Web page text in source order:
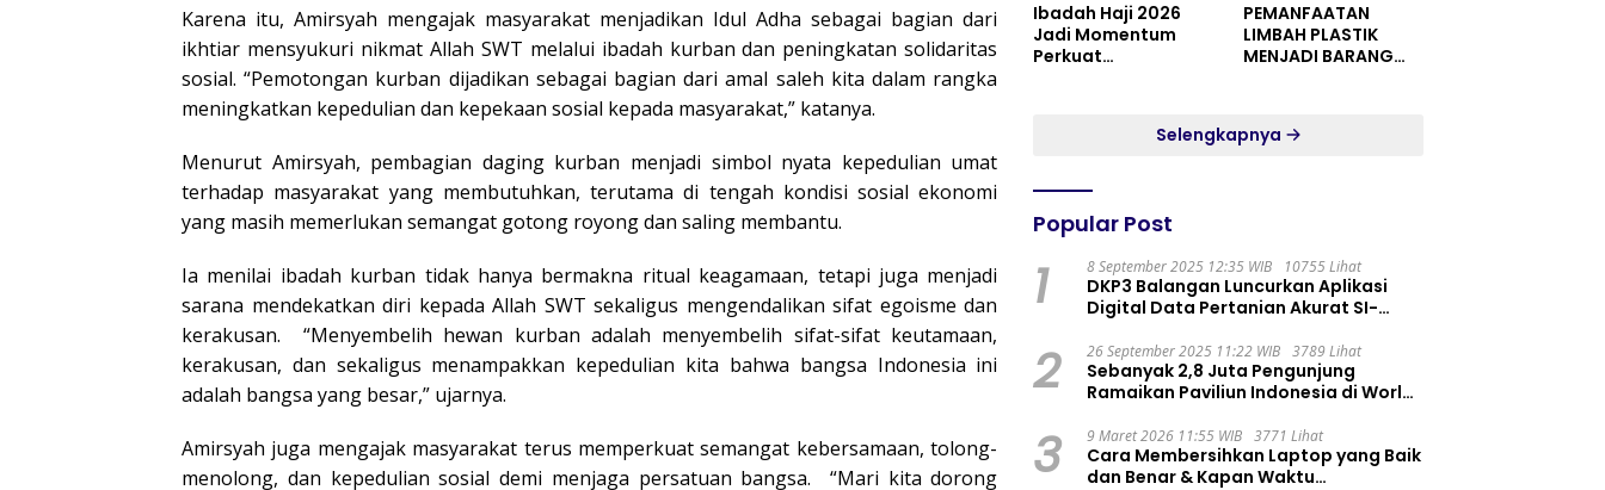
Karena itu, Amirsyah mengajak masyarakat menjadikan Idul Adha sebagai bagian dari
ikhtiar mensyukuri nikmat Allah SWT melalui ibadah kurban dan peningkatan solidaritas
sosial. “Pemotongan kurban dijadikan sebagai bagian dari amal saleh kita dalam rangka
meningkatkan kepedulian dan kepekaan sosial kepada masyarakat,” katanya.
Menurut Amirsyah, pembagian daging kurban menjadi simbol nyata kepedulian umat
terhadap masyarakat yang membutuhkan, terutama di tengah kondisi sosial ekonomi
yang masih memerlukan semangat gotong royong dan saling membantu.
Ia menilai ibadah kurban tidak hanya bermakna ritual keagamaan, tetapi juga menjadi
sarana mendekatkan diri kepada Allah SWT sekaligus mengendalikan sifat egoisme dan
kerakusan. “Menyembelih hewan kurban adalah menyembelih sifat-sifat keutamaan,
kerakusan, dan sekaligus menampakkan kepedulian kita bahwa bangsa Indonesia ini
adalah bangsa yang besar,” ujarnya.
Amirsyah juga mengajak masyarakat terus memperkuat semangat kebersamaan, tolong-
menolong, dan kepedulian sosial demi menjaga persatuan bangsa. “Mari kita dorong
Ibadah Haji 2026
Jadi Momentum
Perkuat
PEMANFAATAN
LIMBAH PLASTIK
MENJADI BARANG
RESIDENCE
Selengkapnya
Popular Post
1 8 September 2025 12:35 WIB 10755 Lihat
DKP3 Balangan Luncurkan Aplikasi
Digital Data Pertanian Akurat SI-
2 26 September 2025 11:22 WIB 3789 Lihat
Sebanyak 2,8 Juta Pengunjung
Ramaikan Paviliun Indonesia di World
3 9 Maret 2026 11:55 WIB 3771 Lihat
Cara Membersihkan Laptop yang Baik
dan Benar & Kapan Waktu